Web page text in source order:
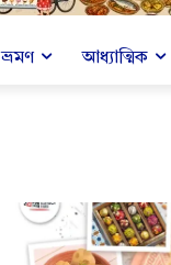
ভ্রমণ আধ্যাত্মিক